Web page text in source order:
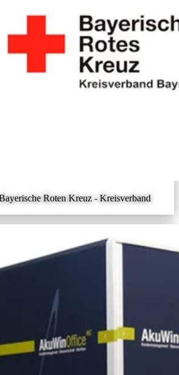
Roten Kreuz - Kreisverband